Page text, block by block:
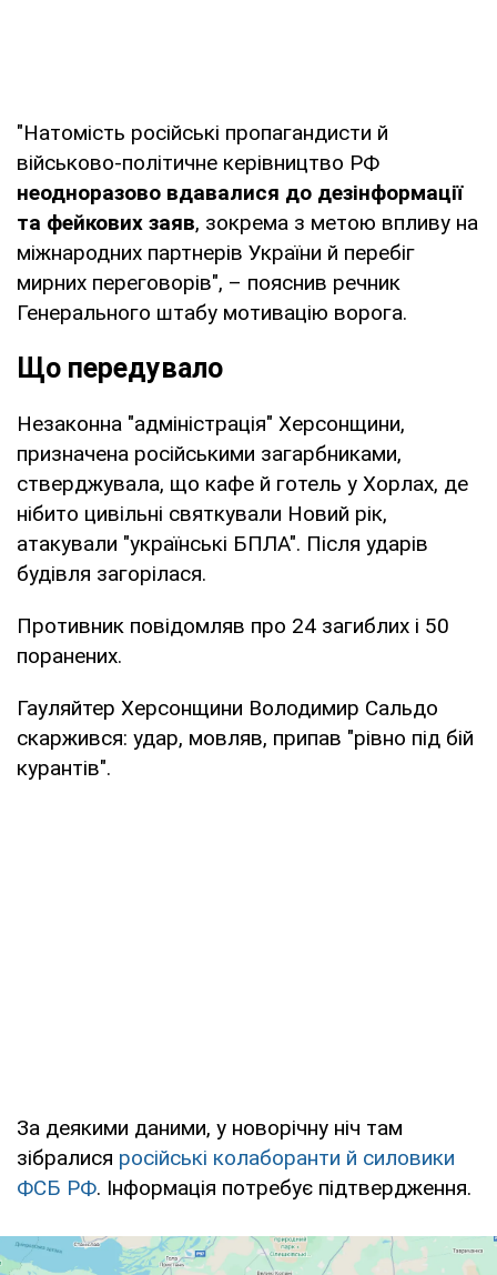
"Натомість російські пропагандисти й
військово-політичне керівництво РФ
неодноразово вдавалися до дезінформації
та фейкових заяв, зокрема з метою впливу на
міжнародних партнерів України й перебіг
мирних переговорів", – пояснив речник
Генерального штабу мотивацію ворога.
Що передувало
Незаконна "адміністрація" Херсонщини,
призначена російськими загарбниками,
стверджувала, що кафе й готель у Хорлах, де
нібито цивільні святкували Новий рік,
атакували "українські БПЛА". Після ударів
будівля загорілася.
Противник повідомляв про 24 загиблих і 50
поранених.
Гауляйтер Херсонщини Володимир Сальдо
скаржився: удар, мовляв, припав "рівно під бій
курантів".
За деякими даними, у новорічну ніч там
зібралися російські колаборанти й силовики
ФСБ РФ. Інформація потребує підтвердження.